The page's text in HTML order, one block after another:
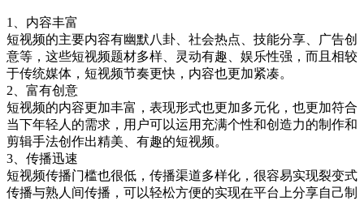
1、内容丰富
短视频的主要内容有幽默八卦、社会热点、技能分享、广告创
意等，这些短视频题材多样、灵动有趣、娱乐性强，而且相较
于传统媒体，短视频节奏更快，内容也更加紧凑。
2、富有创意
短视频的内容更加丰富，表现形式也更加多元化，也更加符合
当下年轻人的需求，用户可以运用充满个性和创造力的制作和
剪辑手法创作出精美、有趣的短视频。
3、传播迅速
短视频传播门槛也很低，传播渠道多样化，很容易实现裂变式
传播与熟人间传播，可以轻松方便的实现在平台上分享自己制